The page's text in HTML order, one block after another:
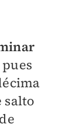
pues
salto